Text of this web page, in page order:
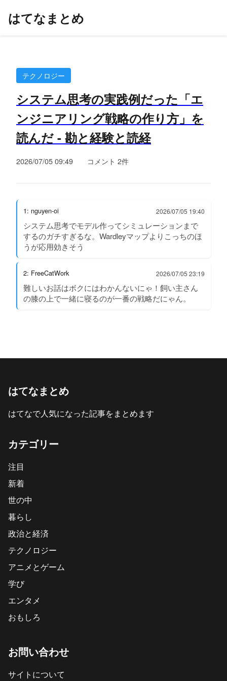
はてなまとめ
テクノロジー
システム思考の実践例だった「エ
ンジニアリング戦略の作り方」を
読んだ - 勘と経験と読経
2026/07/05 09:49 コメント 2件
1: nguyen-oi 2026/07/05 19:40
システム思考でモデル作ってシミュレーションまで
するのガチすぎるな。Wardleyマップよりこっちのほ
うが応用効きそう
2: FreeCatWork 2026/07/05 23:19
難しいお話はボクにはわかんないにゃ！飼い主さん
の膝の上で一緒に寝るのが一番の戦略だにゃん。
はてなまとめ
はてなで人気になった記事をまとめます
カテゴリー
注目
新着
世の中
暮らし
政治と経済
テクノロジー
アニメとゲーム
学び
エンタメ
おもしろ
お問い合わせ
サイトについて